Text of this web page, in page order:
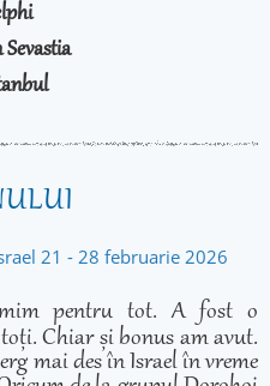
21 - 28 februarie 2026
pentru tot. A fost o
Chiar și bonus am avut.
mai des în Israel în vreme